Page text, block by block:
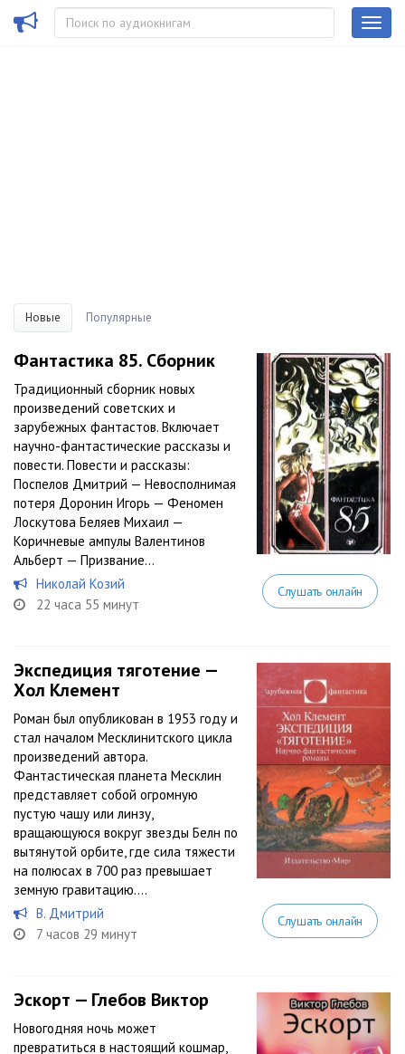
Новые Популярные
Фантастика 85. Сборник
Традиционный сборник новых
произведений советских и
зарубежных фантастов. Включает
научно-фантастические рассказы и
повести. Повести и рассказы:
Поспелов Дмитрий — Невосполнимая
потеря Доронин Игорь — Феномен
Лоскутова Беляев Михаил —
Коричневые ампулы Валентинов
Альберт — Призвание...
Николай Козий
22 часа 55 минут
Слушать онлайн
Экспедиция тяготение —
Хол Клемент
Роман был опубликован в 1953 году и
стал началом Месклинитского цикла
произведений автора.
Фантастическая планета Месклин
представляет собой огромную
пустую чашу или линзу,
вращающуюся вокруг звезды Белн по
вытянутой орбите, где сила тяжести
на полюсах в 700 раз превышает
земную гравитацию....
В. Дмитрий
7 часов 29 минут
Слушать онлайн
Эскорт — Глебов Виктор
Новогодняя ночь может
превратиться в настоящий кошмар,